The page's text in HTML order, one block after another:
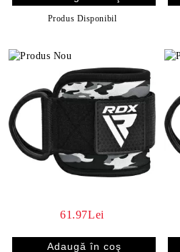
Produs Disponibil
61.97Lei